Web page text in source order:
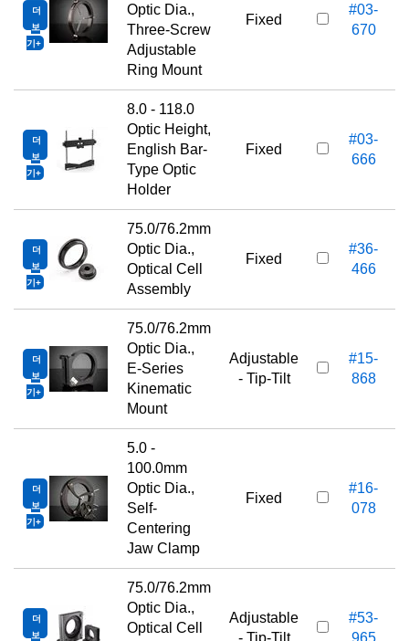
더
보
기
Optic Dia.,
Three-Screw
Adjustable
Ring Mount
Fixed
#03-
670
더
보
기
8.0 - 118.0
Optic Height,
English Bar-
Type Optic
Holder
Fixed
#03-
666
더
보
기
75.0/76.2mm
Optic Dia.,
Optical Cell
Assembly
Fixed
#36-
466
더
보
기
75.0/76.2mm
Optic Dia.,
E-Series
Kinematic
Mount
Adjustable
- Tip-Tilt
#15-
868
더
보
기
5.0 -
100.0mm
Optic Dia.,
Self-
Centering
Jaw Clamp
Fixed
#16-
078
더
보
75.0/76.2mm
Optic Dia.,
Optical Cell
Adjustable
- Tip-Tilt
#53-
965